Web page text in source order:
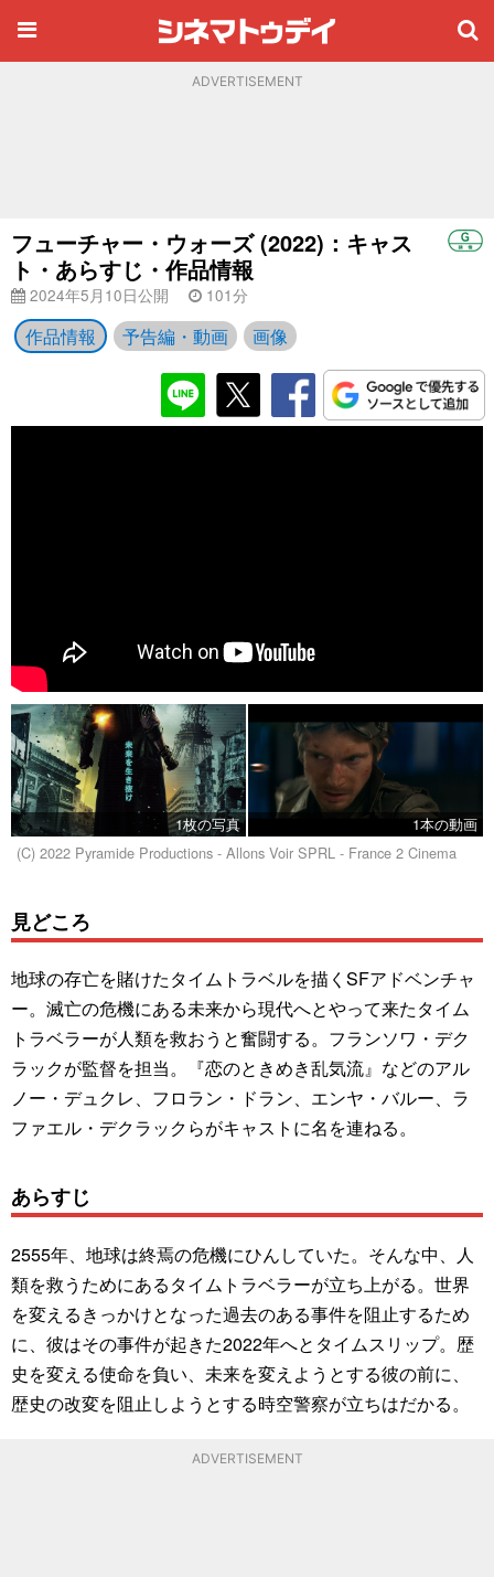
ADVERTISEMENT
フューチャー・ウォーズ (2022)：キャス
ト・あらすじ・作品情報
2024年5月10日公開 101分
作品情報 予告編・動画 画像
1枚の写真
1本の動画
(C) 2022 Pyramide Productions - Allons Voir SPRL - France 2 Cinema
見どころ
地球の存亡を賭けたタイムトラベルを描くSFアドベンチャ
ー。滅亡の危機にある未来から現代へとやって来たタイム
トラベラーが人類を救おうと奮闘する。フランソワ・デク
ラックが監督を担当。『恋のときめき乱気流』などのアル
ノー・デュクレ、フロラン・ドラン、エンヤ・バルー、ラ
ファエル・デクラックらがキャストに名を連ねる。
あらすじ
2555年、地球は終焉の危機にひんしていた。そんな中、人
類を救うためにあるタイムトラベラーが立ち上がる。世界
を変えるきっかけとなった過去のある事件を阻止するため
に、彼はその事件が起きた2022年へとタイムスリップ。歴
史を変える使命を負い、未来を変えようとする彼の前に、
歴史の改変を阻止しようとする時空警察が立ちはだかる。
ADVERTISEMENT